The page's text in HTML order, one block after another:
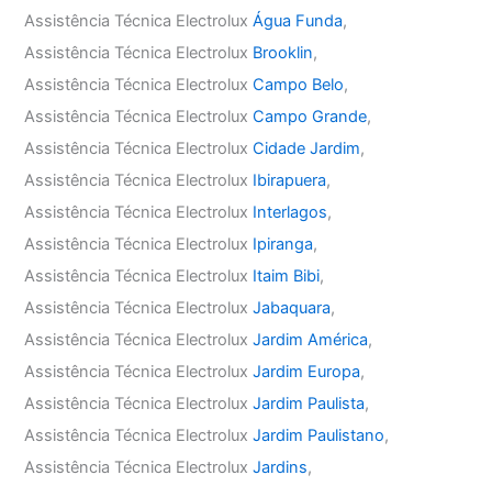
Assistência Técnica ElectroluxÁgua Funda,
Assistência Técnica Electrolux Brooklin,
Assistência Técnica ElectroluxCampo Belo,
Assistência Técnica ElectroluxCampo Grande,
Assistência Técnica ElectroluxCidade Jardim,
Assistência Técnica Electrolux Ibirapuera,
Assistência Técnica Electrolux Interlagos,
Assistência Técnica Electrolux Ipiranga,
Assistência Técnica Electrolux Itaim Bibi,
Assistência Técnica ElectroluxJabaquara,
Assistência Técnica ElectroluxJardim América,
Assistência Técnica ElectroluxJardim Europa,
Assistência Técnica ElectroluxJardim Paulista,
Assistência Técnica ElectroluxJardim Paulistano,
Assistência Técnica ElectroluxJardins,